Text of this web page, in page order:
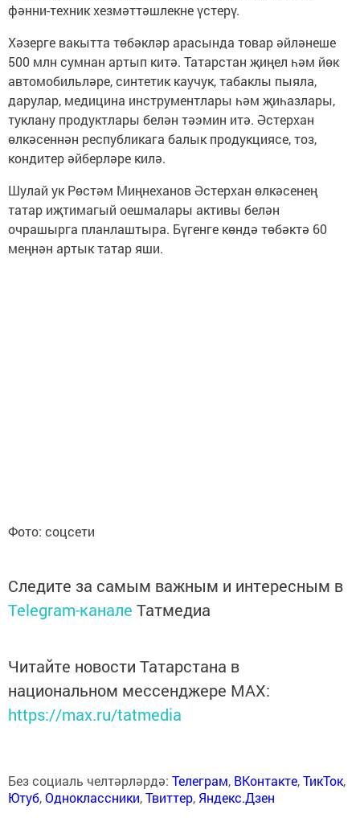
фәнни-техник хезмәттәшлекне үстерү.
Хәзерге вакытта төбәкләр арасында товар әйләнеше
500 млн сумнан артып китә. Татарстан җиңел һәм йөк
автомобильләре, синтетик каучук, табаклы пыяла,
дарулар, медицина инструментлары һәм җиһазлары,
туклану продуктлары белән тәэмин итә. Әстерхан
өлкәсеннән республикага балык продукциясе, тоз,
кондитер әйберләре килә.
Шулай ук Рөстәм Миңнеханов Әстерхан өлкәсенең
татар иҗтимагый оешмалары активы белән
очрашырга планлаштыра. Бүгенге көндә төбәктә 60
меңнән артык татар яши.
Фото: соцсети
Следите за самым важным и интересным в
Telegram-канале Татмедиа
Читайте новости Татарстана в
национальном мессенджере MАХ:
https://max.ru/tatmedia
Без социаль челтәрләрдә: Телеграм, ВКонтакте,ТикТок,
Ютуб,Одноклассники,Твиттер, Яндекс.Дзен